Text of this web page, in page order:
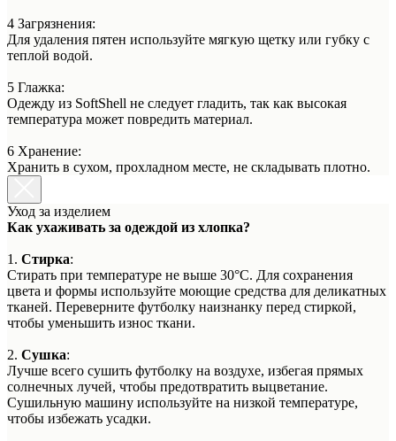
4 Загрязнения:
Для удаления пятен используйте мягкую щетку или губку с
теплой водой.
5 Глажка:
Одежду из SoftShell не следует гладить, так как высокая
температура может повредить материал.
6 Хранение:
Хранить в сухом, прохладном месте, не складывать плотно.
Уход за изделием
Как ухаживать за одеждой из хлопка?
1. Стирка:
Стирать при температуре не выше 30°C. Для сохранения
цвета и формы используйте моющие средства для деликатных
тканей. Переверните футболку наизнанку перед стиркой,
чтобы уменьшить износ ткани.
2. Сушка:
Лучше всего сушить футболку на воздухе, избегая прямых
солнечных лучей, чтобы предотвратить выцветание.
Сушильную машину используйте на низкой температуре,
чтобы избежать усадки.